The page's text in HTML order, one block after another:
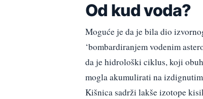
Od kud voda?
Moguće je da je bila dio
‘bombardiranjem vodenim
da je hidrološki ciklus, koji
mogla akumulirati na
Kišnica sadrži lakše izotope